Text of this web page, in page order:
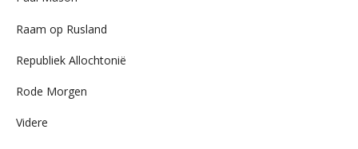
Raam op Rusland
Republiek Allochtonië
Rode Morgen
Videre